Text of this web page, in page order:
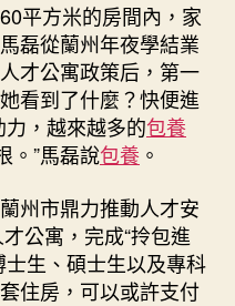
平方米的房間內，家
磊從蘭州年夜學結業
才公寓政策后，第一
看到了什麼？快便進
，越來越多的包養
。”馬磊說包養 。
州市鼎力推動人才安
公寓，完成“拎包進
生、碩士生以及專科
住房，可以或許支付